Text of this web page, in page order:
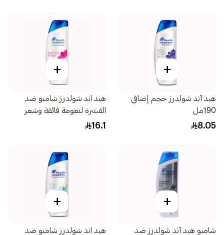
+
هيد آند شولدرز حجم إضافي
190مل
8.05
+
هيد اند شولدرز شامبو ضد
القشرة لنعومة فائقة وشعر
حريري 400مل
16.1
+
شامبو هيد آند شولدرز ضد
+
هيد اند شولدرز شامبو ضد